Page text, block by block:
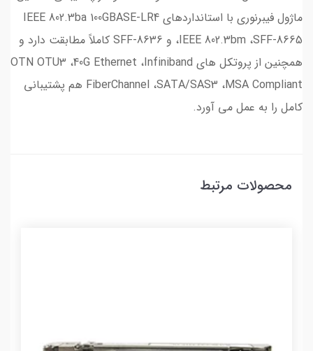
ماژول فیبرنوری با استانداردهای IEEE 802.3ba 100GBASE-LR4
،IEEE 802.3bm ،SFF-8665 و SFF-8636 کاملاً مطابقت دارد و
همچنین از پروتکل های OTN OTU3 ،40G Ethernet ،Infiniband
FiberChannel ،SATA/SAS3 ،MSA Compliant هم پشتیبانی
کامل را به عمل می آورد.
محصولات مرتبط